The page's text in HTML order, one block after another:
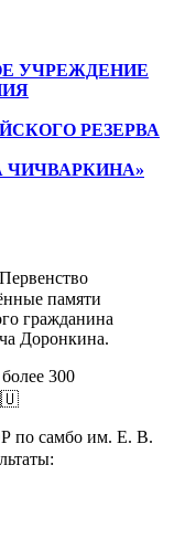
УЧРЕЖДЕНИЕ
РЕЗЕРВА
памяти
гражданина
Доронкина.
300
самбо им. Е. В.